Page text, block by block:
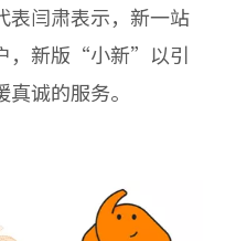
表闫肃表示，新一站
，新版“小新”以引
诚的服务。